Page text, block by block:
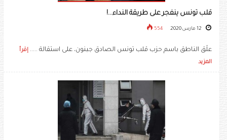
قلب تونس ينفجر على طريقة النداء...!
554
علّق الناطق باسم حزب قلب تونس الصادق جبنون، على استقالة ..... إقرأ
المزيد